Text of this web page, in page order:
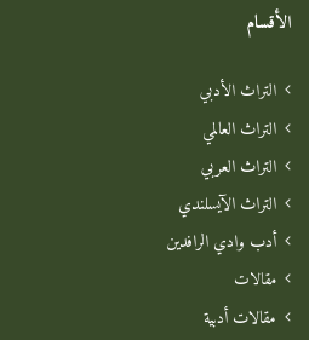
الأقسام
التراث الأدبي
التراث العالمي
التراث العربي
التراث الآيسلندي
أدب وادي الرافدين
مقالات
مقالات أدبية